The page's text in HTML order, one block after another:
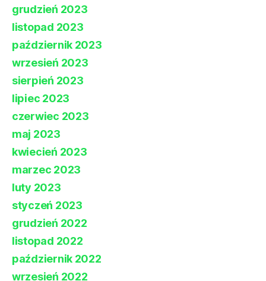
grudzień 2023
listopad 2023
październik 2023
wrzesień 2023
sierpień 2023
lipiec 2023
czerwiec 2023
maj 2023
kwiecień 2023
marzec 2023
luty 2023
styczeń 2023
grudzień 2022
listopad 2022
październik 2022
wrzesień 2022